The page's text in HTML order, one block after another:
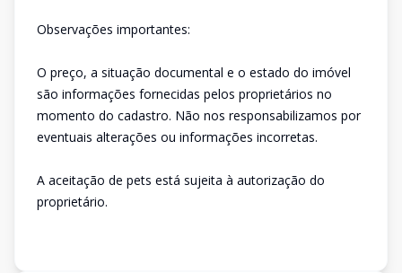
Observações importantes:
O preço, a situação documental e o estado do imóvel
são informações fornecidas pelos proprietários no
momento do cadastro. Não nos responsabilizamos por
eventuais alterações ou informações incorretas.
A aceitação de pets está sujeita à autorização do
proprietário.